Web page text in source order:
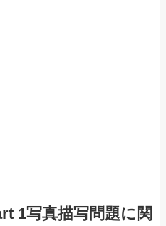
1写真描写問題に関